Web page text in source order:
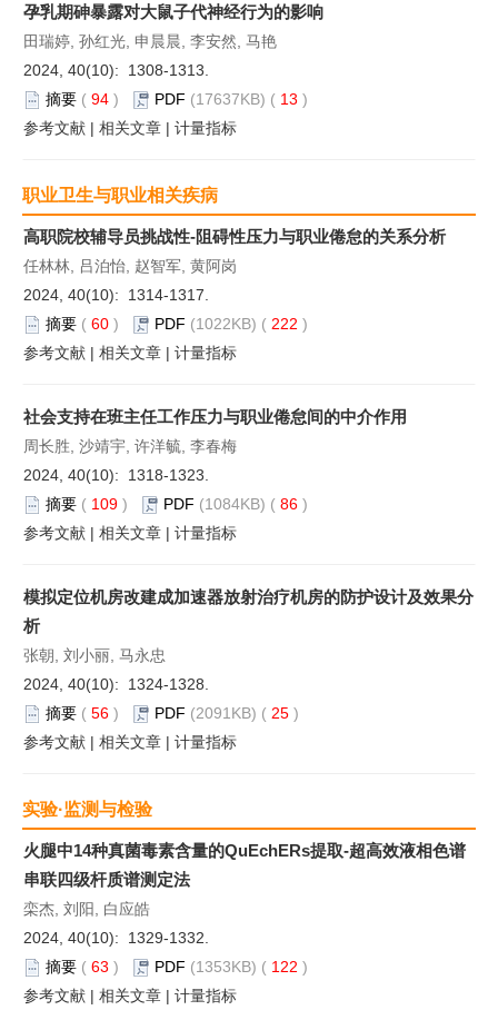
孕乳期砷暴露对大鼠子代神经行为的影响
田瑞婷, 孙红光, 申晨晨, 李安然, 马艳
2024, 40(10): 1308-1313.
摘要 ( 94 ) PDF (17637KB) ( 13 )
参考文献 | 相关文章 | 计量指标
职业卫生与职业相关疾病
高职院校辅导员挑战性-阻碍性压力与职业倦怠的关系分析
任林林, 吕泊怡, 赵智军, 黄阿岗
2024, 40(10): 1314-1317.
摘要 ( 60 ) PDF (1022KB) ( 222 )
参考文献 | 相关文章 | 计量指标
社会支持在班主任工作压力与职业倦怠间的中介作用
周长胜, 沙靖宇, 许洋毓, 李春梅
2024, 40(10): 1318-1323.
摘要 ( 109 ) PDF (1084KB) ( 86 )
参考文献 | 相关文章 | 计量指标
模拟定位机房改建成加速器放射治疗机房的防护设计及效果分
析
张朝, 刘小丽, 马永忠
2024, 40(10): 1324-1328.
摘要 ( 56 ) PDF (2091KB) ( 25 )
参考文献 | 相关文章 | 计量指标
实验·监测与检验
火腿中14种真菌毒素含量的QuEchERs提取-超高效液相色谱
串联四级杆质谱测定法
栾杰, 刘阳, 白应皓
2024, 40(10): 1329-1332.
摘要 ( 63 ) PDF (1353KB) ( 122 )
参考文献 | 相关文章 | 计量指标